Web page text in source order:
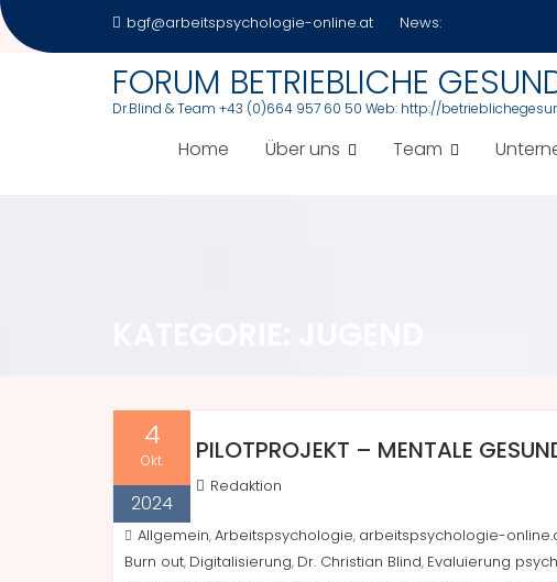
Skip
to
bgf@arbeitspsychologie-online.at News:
FORUM BETRIEBLICHE
Dr.Blind & Team +43 (0)664 957 60 50 Web: http://
Home Über uns Team
4
Okt.
2024
PILOTPROJEKT – MENTALE
Redaktion
Allgemein,Arbeitspsychologie, arbeitspsychologie-
Burn out, Digitalisierung, Dr. Christian Blind, Evaluierung